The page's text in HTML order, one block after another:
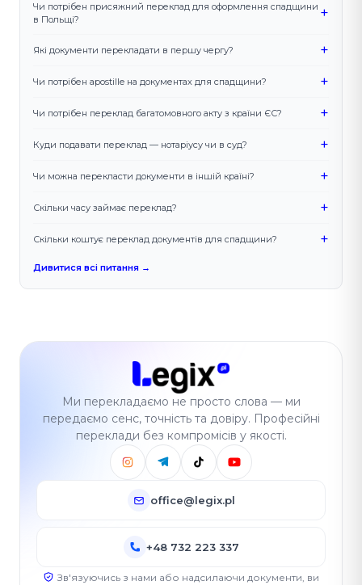
Чи потрібен присяжний переклад для оформлення спадщини
в Польщі?
+
Які документи перекладати в першу чергу? +
Чи потрібен apostille на документах для спадщини? +
Чи потрібен переклад багатомовного акту з країни ЄС? +
Куди подавати переклад — нотаріусу чи в суд? +
Чи можна перекласти документи в іншій країні? +
Скільки часу займає переклад? +
Скільки коштує переклад документів для спадщини? +
Дивитися всі питання →
Ми перекладаємо не просто слова — ми
передаємо сенс, точність та довіру. Професійні
переклади без компромісів у якості.
office@legix.pl
+48 732 223 337
Зв'язуючись з нами або надсилаючи документи, ви